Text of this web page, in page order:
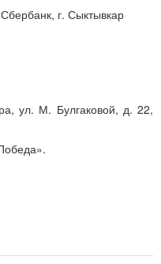
г. Сыктывкар
ул. М. Булгаковой, д. 22,